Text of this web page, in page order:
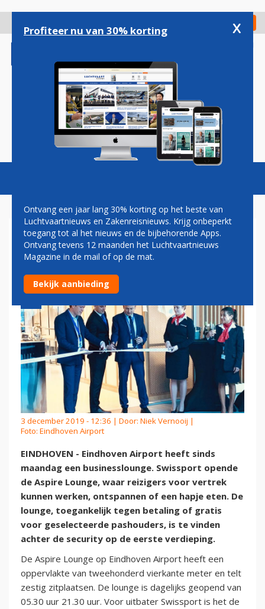
gaan
Check in
Magazine Podcasts Vacatures
EINDHOVEN AIRPORT HEEFT
NU OOK EEN EIGEN LOUNGE
3 december 2019 - 12:36 | Door: Niek Vernooij |
Foto: Eindhoven Airport
EINDHOVEN - Eindhoven Airport heeft sinds
maandag een businesslounge. Swissport opende
de Aspire Lounge, waar reizigers voor vertrek
kunnen werken, ontspannen of een hapje eten. De
lounge, toegankelijk tegen betaling of gratis
voor geselecteerde pashouders, is te vinden
achter de security op de eerste verdieping.
De Aspire Lounge op Eindhoven Airport heeft een
oppervlakte van tweehonderd vierkante meter en telt
zestig zitplaatsen. De lounge is dagelijks geopend van
05.30 uur 21.30 uur. Voor uitbater Swissport is het de
Profiteer nu van 30% korting x
Ontvang een jaar lang 30% korting op het beste van
Luchtvaartnieuws en Zakenreisnieuws. Krijg onbeperkt
toegang tot al het nieuws en de bijbehorende Apps.
Ontvang tevens 12 maanden het Luchtvaartnieuws
Magazine in de mail of op de mat.
Bekijk aanbieding